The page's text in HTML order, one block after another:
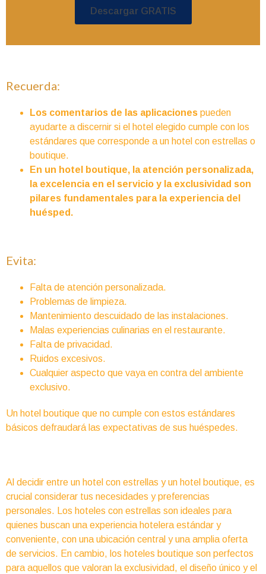
Descargar GRATIS
Recuerda:
Los comentarios de las aplicaciones pueden
ayudarte a discernir si el hotel elegido cumple con los
estándares que corresponde a un hotel con estrellas o
boutique.
En un hotel boutique, la atención personalizada,
la excelencia en el servicio y la exclusividad son
pilares fundamentales para la experiencia del
huésped.
Evita:
Falta de atención personalizada.
Problemas de limpieza.
Mantenimiento descuidado de las instalaciones.
Malas experiencias culinarias en el restaurante.
Falta de privacidad.
Ruidos excesivos.
Cualquier aspecto que vaya en contra del ambiente
exclusivo.
Un hotel boutique que no cumple con estos estándares
básicos defraudará las expectativas de sus huéspedes.
Al decidir entre un hotel con estrellas y un hotel boutique, es
crucial considerar tus necesidades y preferencias
personales. Los hoteles con estrellas son ideales para
quienes buscan una experiencia hotelera estándar y
conveniente, con una ubicación central y una amplia oferta
de servicios. En cambio, los hoteles boutique son perfectos
para aquellos que valoran la exclusividad, el diseño único y el